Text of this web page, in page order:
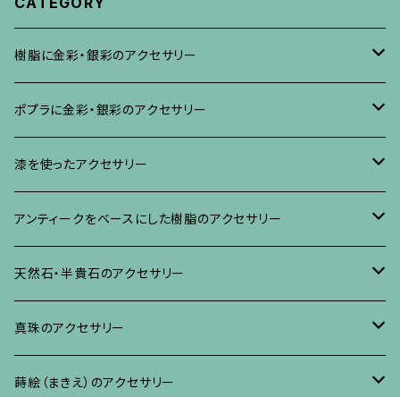
樹脂に金彩・銀彩のアクセサリー
ブローチ
イヤリング・ピアス
ネックレス、その他
ポプラに金彩・銀彩のアクセサリー
ブローチ
イヤリング、ピアス
ネックレス、ペンダント
ブレスレット、バングル、その他
漆を使ったアクセサリー
ブローチ
イヤリング・ピアス
ネックレス・ペンダント
リング
アンティークをベースにした樹脂のアクセサリー
ブローチ
イヤリング・ピアス
ネックレス、ペンダント
天然石・半貴石のアクセサリー
ブローチ
イヤリング・ピアス
真珠のアクセサリー
ブローチ
蒔絵（まきえ）のアクセサリー